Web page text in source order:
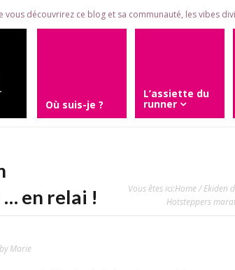
vous découvrirez ce blog et sa communauté, les vibes
Où suis-je ?
L’assiette du
runner
en relai !
Vous êtes ici:Home/ Ekiden
Hotsteppers
by Marie